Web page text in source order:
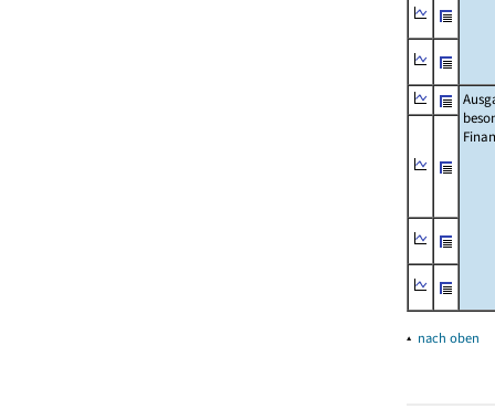
▴ nach oben